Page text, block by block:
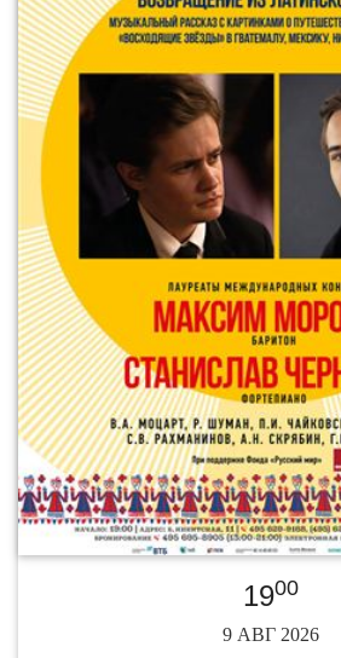
1900
9 АВГ 2026